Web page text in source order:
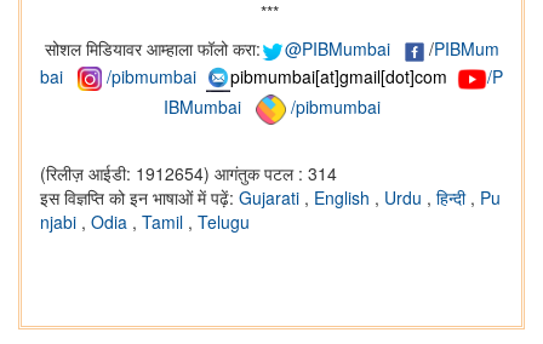
***
सोशल मिडियावर आम्हाला फॉलो करा:
@PIBMumbai /PIBMum
bai
/pibmumbai pibmumbai[at]gmail[dot]com
/P
IBMumbai
/pibmumbai
(रिलीज़ आईडी: 1912654) आगंतुक पटल : 314
इस विज्ञप्ति को इन भाषाओं में पढ़ें: Gujarati , English , Urdu , हिन्दी , Pu
njabi , Odia , Tamil , Telugu